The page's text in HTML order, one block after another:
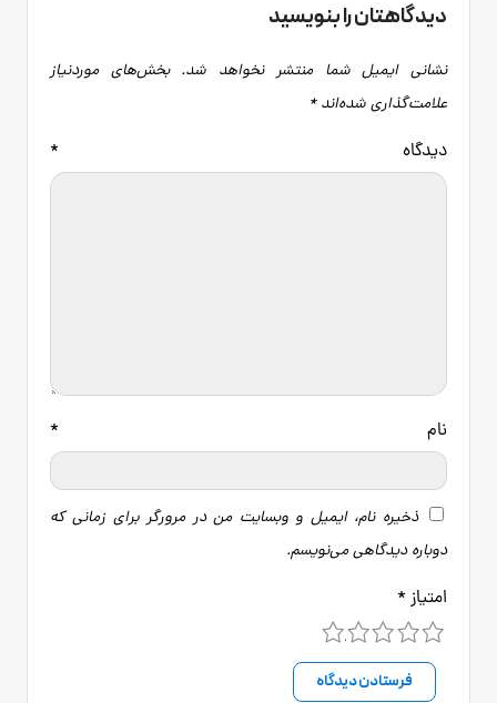
دیدگاهتان را بنویسید
نشانی ایمیل شما منتشر نخواهد شد. بخش‌های موردنیاز
علامت‌گذاری شده‌اند*
دیدگاه *
نام *
ذخیره نام، ایمیل و وبسایت من در مرورگر برای زمانی که
دوباره دیدگاهی می‌نویسم.
امتیاز *
4 3 2 1